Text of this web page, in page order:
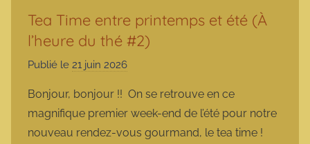
Tea Time entre printemps et été (À
l’heure du thé #2)
Publié le 21 juin 2026
r
m
a
Bonjour, bonjour !! On se retrouve en ce
magnifique premier week-end de l’été pour notre
nouveau rendez-vous gourmand, le tea time !